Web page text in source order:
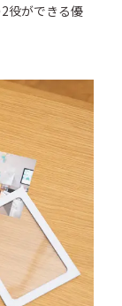
役ができる優